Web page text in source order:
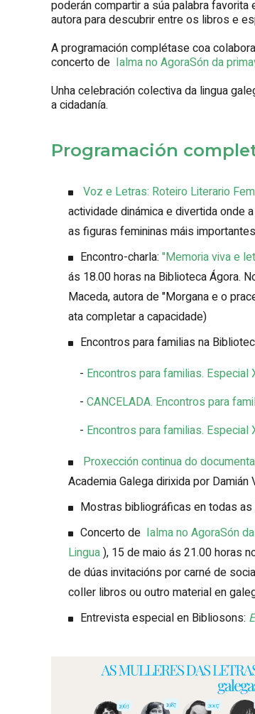
poderán compartir a súa palabra
autora para descubrir entre os libros e
A programación complétase coa
concerto de Ialma no AgoraSón da
Unha celebración colectiva da lingua
a cidadanía.
Programación
Voz e Letras: Roteiro Literario
actividade dinámica e divertida onde
as figuras femininas máis
Encontro-charla: "Memoria viva e
ás 18.00 horas na Biblioteca Ágora.
Maceda, autora de "Morgana e o
ata completar a capacidade)
Encontros para familias na
- Encontros para familias. Especial
- CANCELADA. Encontros para
- Encontros para familias. Especial
Proxección continua do
Academia Galega dirixida por
Mostras bibliográficas en todas
Concerto de Ialma no AgoraSón
Lingua), 15 de maio ás 21.00 horas
de dúas invitacións por carné de
coller libros ou outro material en
Entrevista especial en Bibliosons: